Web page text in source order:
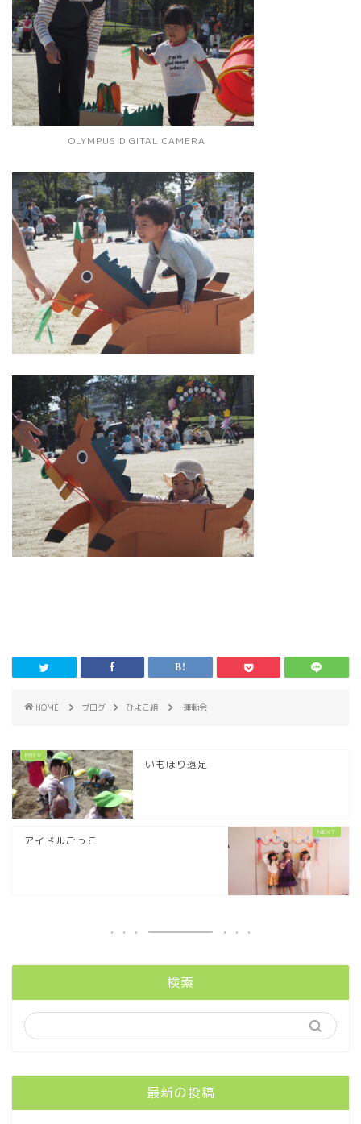
OLYMPUS DIGITAL CAMERA
HOME ブログ ひよこ組 運動会
いもほり遠足
アイドルごっこ
検索
最新の投稿